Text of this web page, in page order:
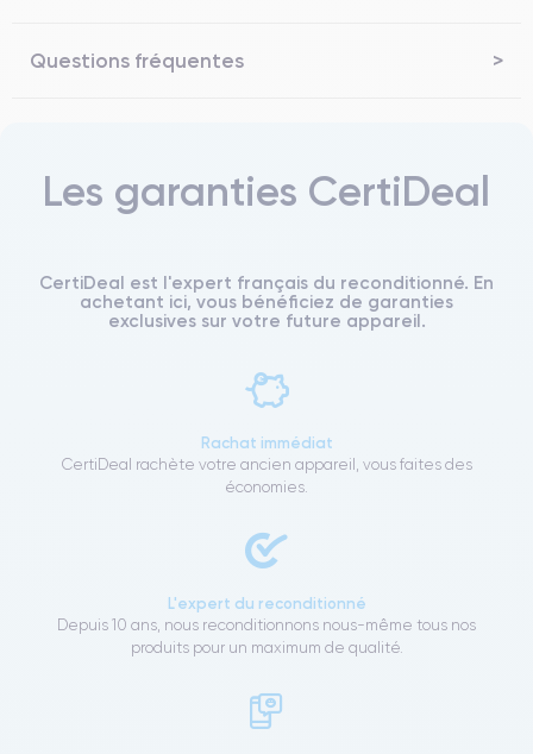
Questions fréquentes
Les garanties CertiDeal
CertiDeal est l'expert français du reconditionné. En
achetant ici, vous bénéficiez de garanties
exclusives sur votre future appareil.
Rachat immédiat
CertiDeal rachète votre ancien appareil, vous faites des
économies.
L'expert du reconditionné
Depuis 10 ans, nous reconditionnons nous-même tous nos
produits pour un maximum de qualité.